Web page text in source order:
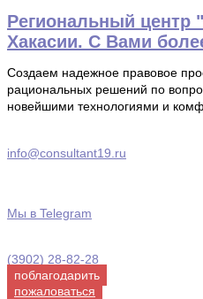
Перейти
к
содержимому
Региональный центр
Хакасии. С Вами
Создаем надежное правовое
рациональных решений по
новейшими технологиями и
info@consultant19.ru
Мы в Telegram
(3902) 28-82-28
поблагодарить
пожаловаться